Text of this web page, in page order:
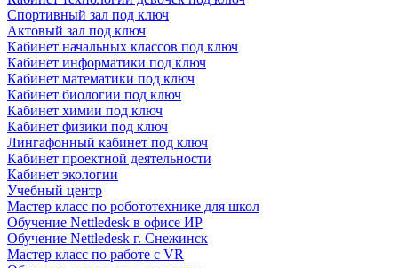
Спортивный зал под ключ
Актовый зал под ключ
Кабинет начальных классов под ключ
Кабинет информатики под ключ
Кабинет математики под ключ
Кабинет биологии под ключ
Кабинет химии под ключ
Кабинет физики под ключ
Лингафонный кабинет под ключ
Кабинет проектной деятельности
Кабинет экологии
Учебный центр
Мастер класс по робототехнике для школ
Обучение Nettledesk в офисе ИР
Обучение Nettledesk г. Снежинск
Мастер класс по работе с VR